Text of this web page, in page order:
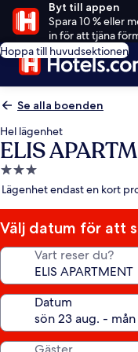
Byt till appen
Spara 10 % eller
in för att tjäna
Hoppa till huvudsektionen
Se alla boenden
Hel lägenhet
ELIS
3.0-
stjärnigt
Lägenhet endast en kort
Välj datum för att
Vart reser du?
Datum